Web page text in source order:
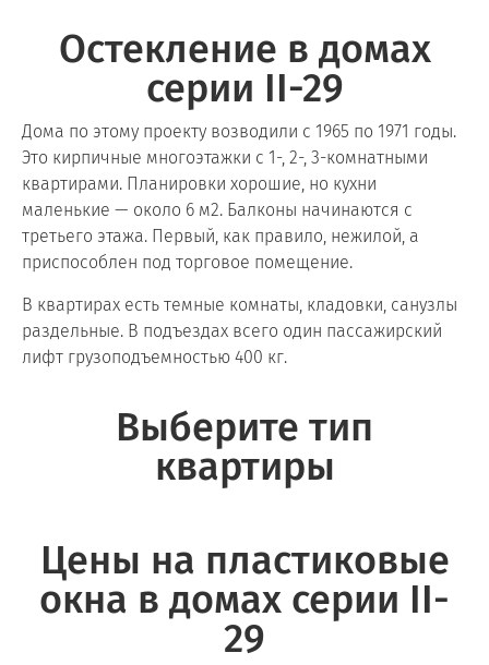
Остекление в домах
серии II-29
Дома по этому проекту возводили с 1965 по 1971 годы.
Это кирпичные многоэтажки с 1-, 2-, 3-комнатными
квартирами. Планировки хорошие, но кухни
маленькие — около 6 м2. Балконы начинаются с
третьего этажа. Первый, как правило, нежилой, а
приспособлен под торговое помещение.
В квартирах есть темные комнаты, кладовки, санузлы
раздельные. В подъездах всего один пассажирский
лифт грузоподъемностью 400 кг.
Выберите тип
квартиры
Цены на пластиковые
окна в домах серии II-
29